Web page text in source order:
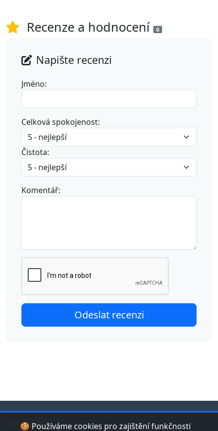
Recenze a hodnocení 0
Napište recenzi
Jméno:
Celková spokojenost:
Čistota:
Komentář:
🍪 Používáme cookies pro zajištění funkčnosti
jduplavat.cz